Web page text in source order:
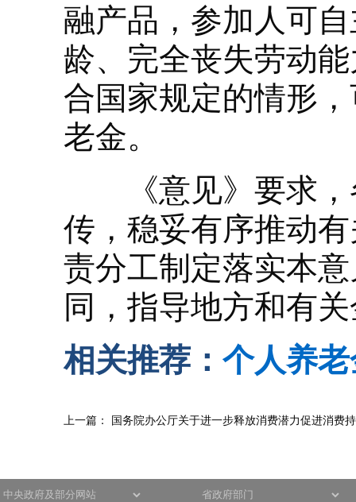
融产品，参加人可
龄、完全丧失劳动
合国家规定的情形
老金。
《意见》要求，
传，稳妥有序推动
责分工制定落实本
同，指导地方和有
相关推荐： 个人养
上一篇： 国务院办公厅关于进一步释放消费潜力促进消费